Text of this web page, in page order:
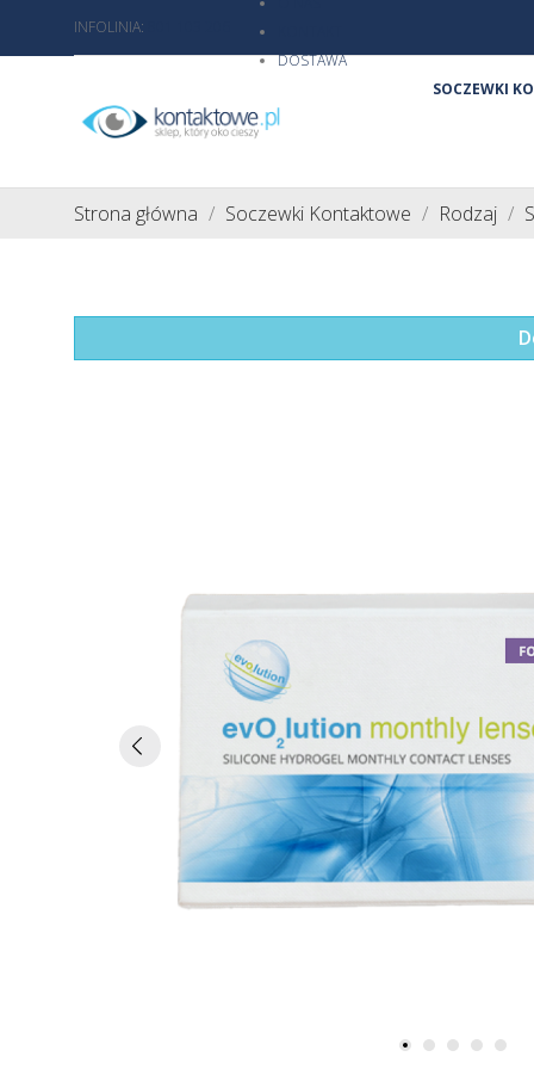
INFOLINIA:
DOSTAWA
SOCZEWKI
Strona główna Soczewki Kontaktowe Rodzaj